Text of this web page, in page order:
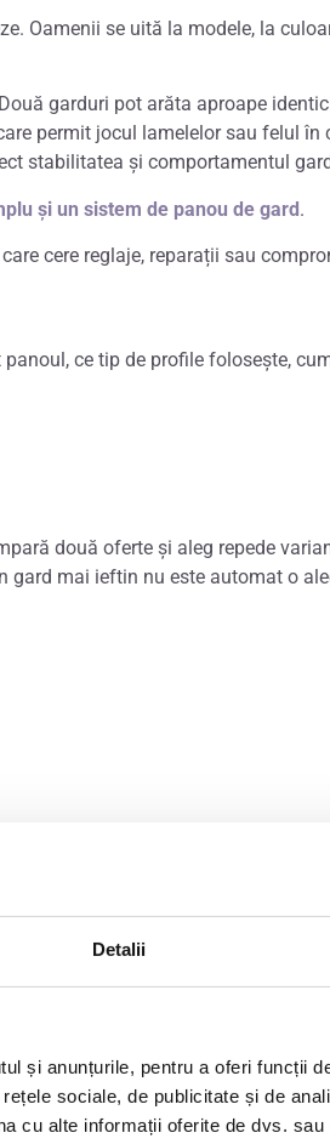
Detalii
și anunțurile, pentru a oferi funcții
sociale, de publicitate și de
cu alte informații oferite de dvs.
Oamenii se uită la modele, la
ouă garduri pot arăta aproape
permit jocul lamelelor sau felul
stabilitatea și comportamentul
și un sistem de panou de gard.
cere reglaje, reparații sau
ce tip de profile folosește,
două oferte și aleg repede
gard mai ieftin nu este automat o
foarte diferite.
imagini apropiate și presupune
enorm după câțiva ani.